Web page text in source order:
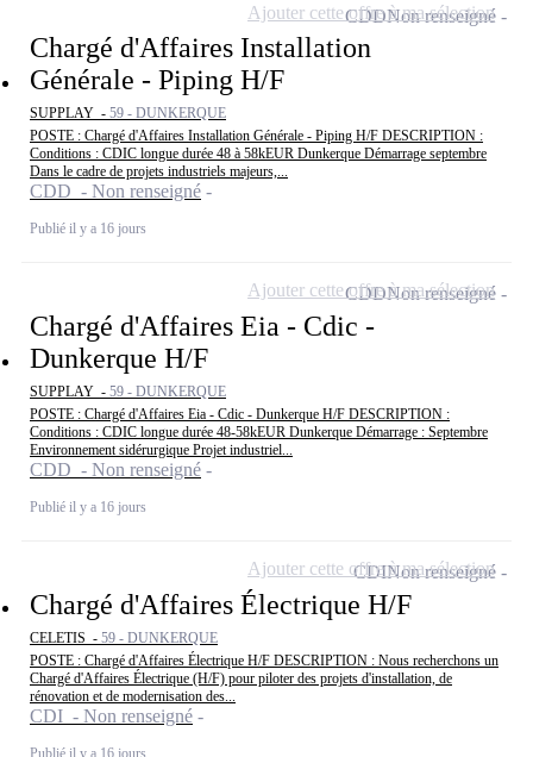
Chargé d'Affaires Installation
Générale - Piping H/F
SUPPLAY - 59 - DUNKERQUE
POSTE : Chargé d'Affaires Installation Générale - Piping H/F DESCRIPTION :
Conditions : CDIC longue durée 48 à 58kEUR Dunkerque Démarrage septembre
Dans le cadre de projets industriels majeurs,...
CDD - Non renseigné
Publié il y a 16 jours
CDDNon renseigné
Ajouter cette offre à ma sélection
Chargé d'Affaires Eia - Cdic -
Dunkerque H/F
SUPPLAY - 59 - DUNKERQUE
POSTE : Chargé d'Affaires Eia - Cdic - Dunkerque H/F DESCRIPTION :
Conditions : CDIC longue durée 48-58kEUR Dunkerque Démarrage : Septembre
Environnement sidérurgique Projet industriel...
CDD - Non renseigné
Publié il y a 16 jours
CDDNon renseigné
Ajouter cette offre à ma sélection
Chargé d'Affaires Électrique H/F
CELETIS - 59 - DUNKERQUE
POSTE : Chargé d'Affaires Électrique H/F DESCRIPTION : Nous recherchons un
Chargé d'Affaires Électrique (H/F) pour piloter des projets d'installation, de
rénovation et de modernisation des...
CDI - Non renseigné
CDINon renseigné
Ajouter cette offre à ma sélection